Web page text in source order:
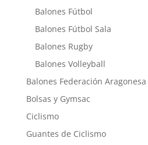
Balones Fútbol
Balones Fútbol Sala
Balones Rugby
Balones Volleyball
Balones Federación
Bolsas y Gymsac
Ciclismo
Guantes de Ciclismo